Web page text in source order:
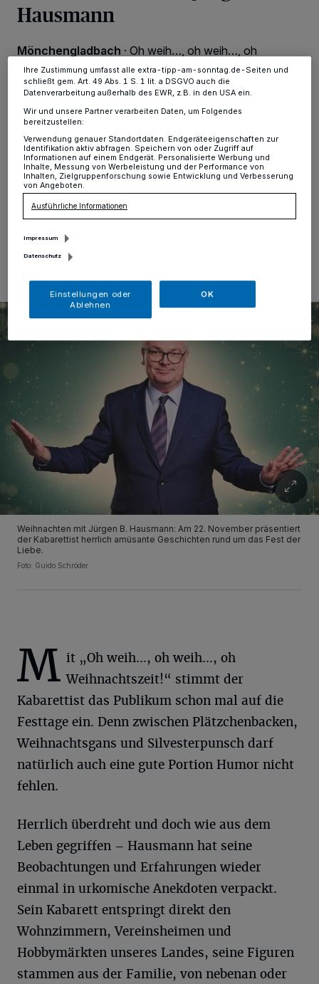
Hausmann
Mönchengladbach · Oh weih…, oh weih…, oh
Weihnachtszeit! In seinem aktuellen Weihnachtsspecial
präsentiert Jürgen B. Hausmann wieder wunderbare
Geschichten rund ums Christfest: Wenn Besinnlichkeit
und Harmonie einkehren, die Familie friedlich
zusammen feiert – oder doch wieder nur die Nerven
blank liegen. In der Kaiser-Friedrich-Halle
Mönchengladbach legt Hausmann seine schönsten
Anekdoten unter den Tannenbaum – am Mittwoch, 22.
November, um 20 Uhr.
06.11.2023 , 10:01 Uhr
Weihnachten mit Jürgen B. Hausmann: Am 22. November präsentiert
der Kabarettist herrlich amüsante Geschichten rund um das Fest der
Liebe.
Foto: Guido Schröder
M it „Oh weih…, oh weih…, oh
Weihnachtszeit!“ stimmt der
Kabarettist das Publikum schon mal auf die
Festtage ein. Denn zwischen Plätzchenbacken,
Weihnachtsgans und Silvesterpunsch darf
natürlich auch eine gute Portion Humor nicht
fehlen.
Herrlich überdreht und doch wie aus dem
Leben gegriffen – Hausmann hat seine
Beobachtungen und Erfahrungen wieder
einmal in urkomische Anekdoten verpackt.
Sein Kabarett entspringt direkt den
Wohnzimmern, Vereinsheimen und
Hobbymärkten unseres Landes, seine Figuren
stammen aus der Familie, von nebenan oder
dieses Menü jederzeit wieder aufrufen, um Ihre Einstellungen zu
ändern oder Ihre Einwilligung zu widerrufen, indem Sie auf den Link
Informationen finden Sie in unserer Datenschutzerklärung.
Ihre Zustimmung umfasst alle extra-tipp-am-sonntag.de-Seiten und
schließt gem. Art. 49 Abs. 1 S. 1 lit. a DSGVO auch die
Datenverarbeitung außerhalb des EWR, z.B. in den USA ein.
Wir und unsere Partner verarbeiten Daten, um Folgendes
bereitzustellen:
Verwendung genauer Standortdaten. Endgeräteeigenschaften zur
Identifikation aktiv abfragen. Speichern von oder Zugriff auf
Informationen auf einem Endgerät. Personalisierte Werbung und
Inhalte, Messung von Werbeleistung und der Performance von
Inhalten, Zielgruppenforschung sowie Entwicklung und Verbesserung
von Angeboten.
Ausführliche Informationen
Impressum
Datenschutz
Einstellungen oder
Ablehnen
OK